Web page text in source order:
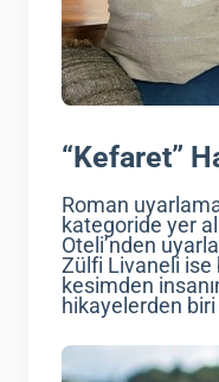
“Kefaret”
Roman
kategoride yer
Oteli’nden
Zülfi Livaneli ise
kesimden
hikayelerden biri